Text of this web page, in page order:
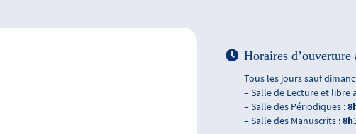
Horaires d’ouverture
Tous les jours sauf
– Salle de Lecture et libre
– Salle des Périodiques :
– Salle des Manuscrits :